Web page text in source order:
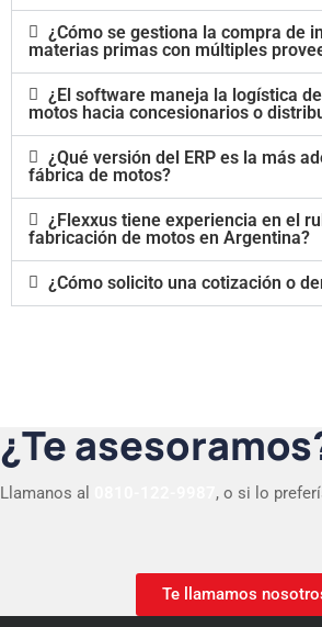
¿Cómo se gestiona la compra de
materias primas con múltiples
¿El software maneja la logística
motos hacia concesionarios o
¿Qué versión del ERP es la más
fábrica de motos?
¿Flexxus tiene experiencia en el
fabricación de motos en Argentina?
¿Cómo solicito una cotización o
¿Te
Llamanos al , o si lo
Te llamamos